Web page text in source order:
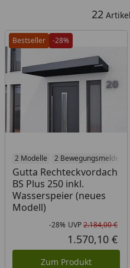
22
Bestseller -28%
2 Modelle 2 Bewegungsmelder
Gutta Rechteckvordach
BS Plus 250 inkl.
Wasserspeier (neues
Modell)
-28% UVP2.184,00 €
1.570,10 €
Zum Produkt